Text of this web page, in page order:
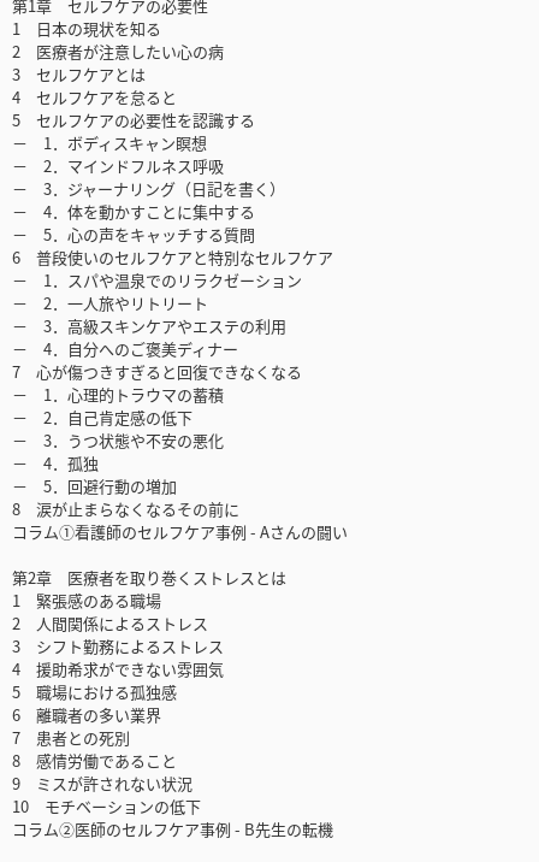
第1章 セルフケアの必要性
1 日本の現状を知る
2 医療者が注意したい心の病
3 セルフケアとは
4 セルフケアを怠ると
5 セルフケアの必要性を認識する
－ 1．ボディスキャン瞑想
－ 2．マインドフルネス呼吸
－ 3．ジャーナリング（日記を書く）
－ 4．体を動かすことに集中する
－ 5．心の声をキャッチする質問
6 普段使いのセルフケアと特別なセルフケア
－ 1．スパや温泉でのリラクゼーション
－ 2．一人旅やリトリート
－ 3．高級スキンケアやエステの利用
－ 4．自分へのご褒美ディナー
7 心が傷つきすぎると回復できなくなる
－ 1．心理的トラウマの蓄積
－ 2．自己肯定感の低下
－ 3．うつ状態や不安の悪化
－ 4．孤独
－ 5．回避行動の増加
8 涙が止まらなくなるその前に
コラム①看護師のセルフケア事例 - Aさんの闘い
第2章 医療者を取り巻くストレスとは
1 緊張感のある職場
2 人間関係によるストレス
3 シフト勤務によるストレス
4 援助希求ができない雰囲気
5 職場における孤独感
6 離職者の多い業界
7 患者との死別
8 感情労働であること
9 ミスが許されない状況
10 モチベーションの低下
コラム②医師のセルフケア事例 - B先生の転機